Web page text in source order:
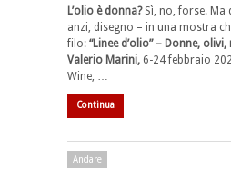
L’olio è donna?Sì, no, forse. Ma
anzi, disegno – in una mostra
filo: “Linee d’olio” – Donne,
Valerio Marini, 6-24 febbraio
Wine, …
Continua
Andare